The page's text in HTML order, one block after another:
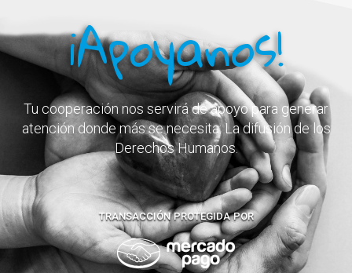
¡Apoyanos!
Tu cooperación nos servirá de apoyo para generar
atención donde más se necesita: La difusión de los
Derechos Humanos.
transacción protegida por